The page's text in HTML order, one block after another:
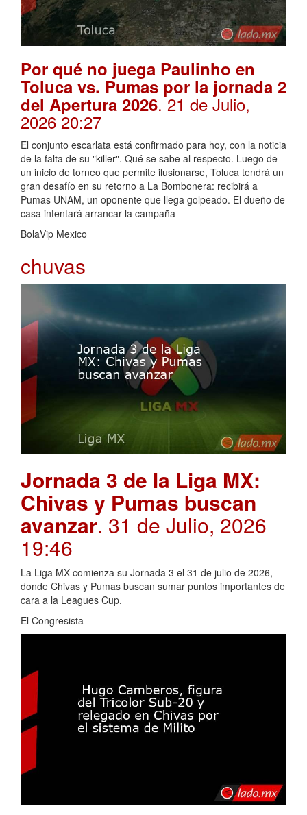
Por qué no juega Paulinho en
Toluca vs. Pumas por la jornada 2
del Apertura 2026. 21 de Julio,
2026 20:27
El conjunto escarlata está confirmado para hoy, con la noticia
de la falta de su "killer". Qué se sabe al respecto. Luego de
un inicio de torneo que permite ilusionarse, Toluca tendrá un
gran desafío en su retorno a La Bombonera: recibirá a
Pumas UNAM, un oponente que llega golpeado. El dueño de
casa intentará arrancar la campaña
BolaVip Mexico
chuvas
Jornada 3 de la Liga MX:
Chivas y Pumas buscan
avanzar. 31 de Julio, 2026
19:46
La Liga MX comienza su Jornada 3 el 31 de julio de 2026,
donde Chivas y Pumas buscan sumar puntos importantes de
cara a la Leagues Cup.
El Congresista